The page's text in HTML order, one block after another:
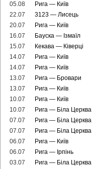
05.08
Рига — Київ
22.07
3123 — Лисець
20.07
Рига — Київ
16.07
Бауска — Ізмаїл
15.07
Кекава — Ківерці
14.07
Рига — Київ
14.07
Рига — Київ
13.07
Рига — Бровари
13.07
Рига — Київ
10.07
Рига — Київ
10.07
Рига — Біла Церква
07.07
Рига — Біла Церква
07.07
Рига — Біла Церква
06.07
Рига — Київ
06.07
Рига — Ірпінь
03.07
Рига — Біла Церква